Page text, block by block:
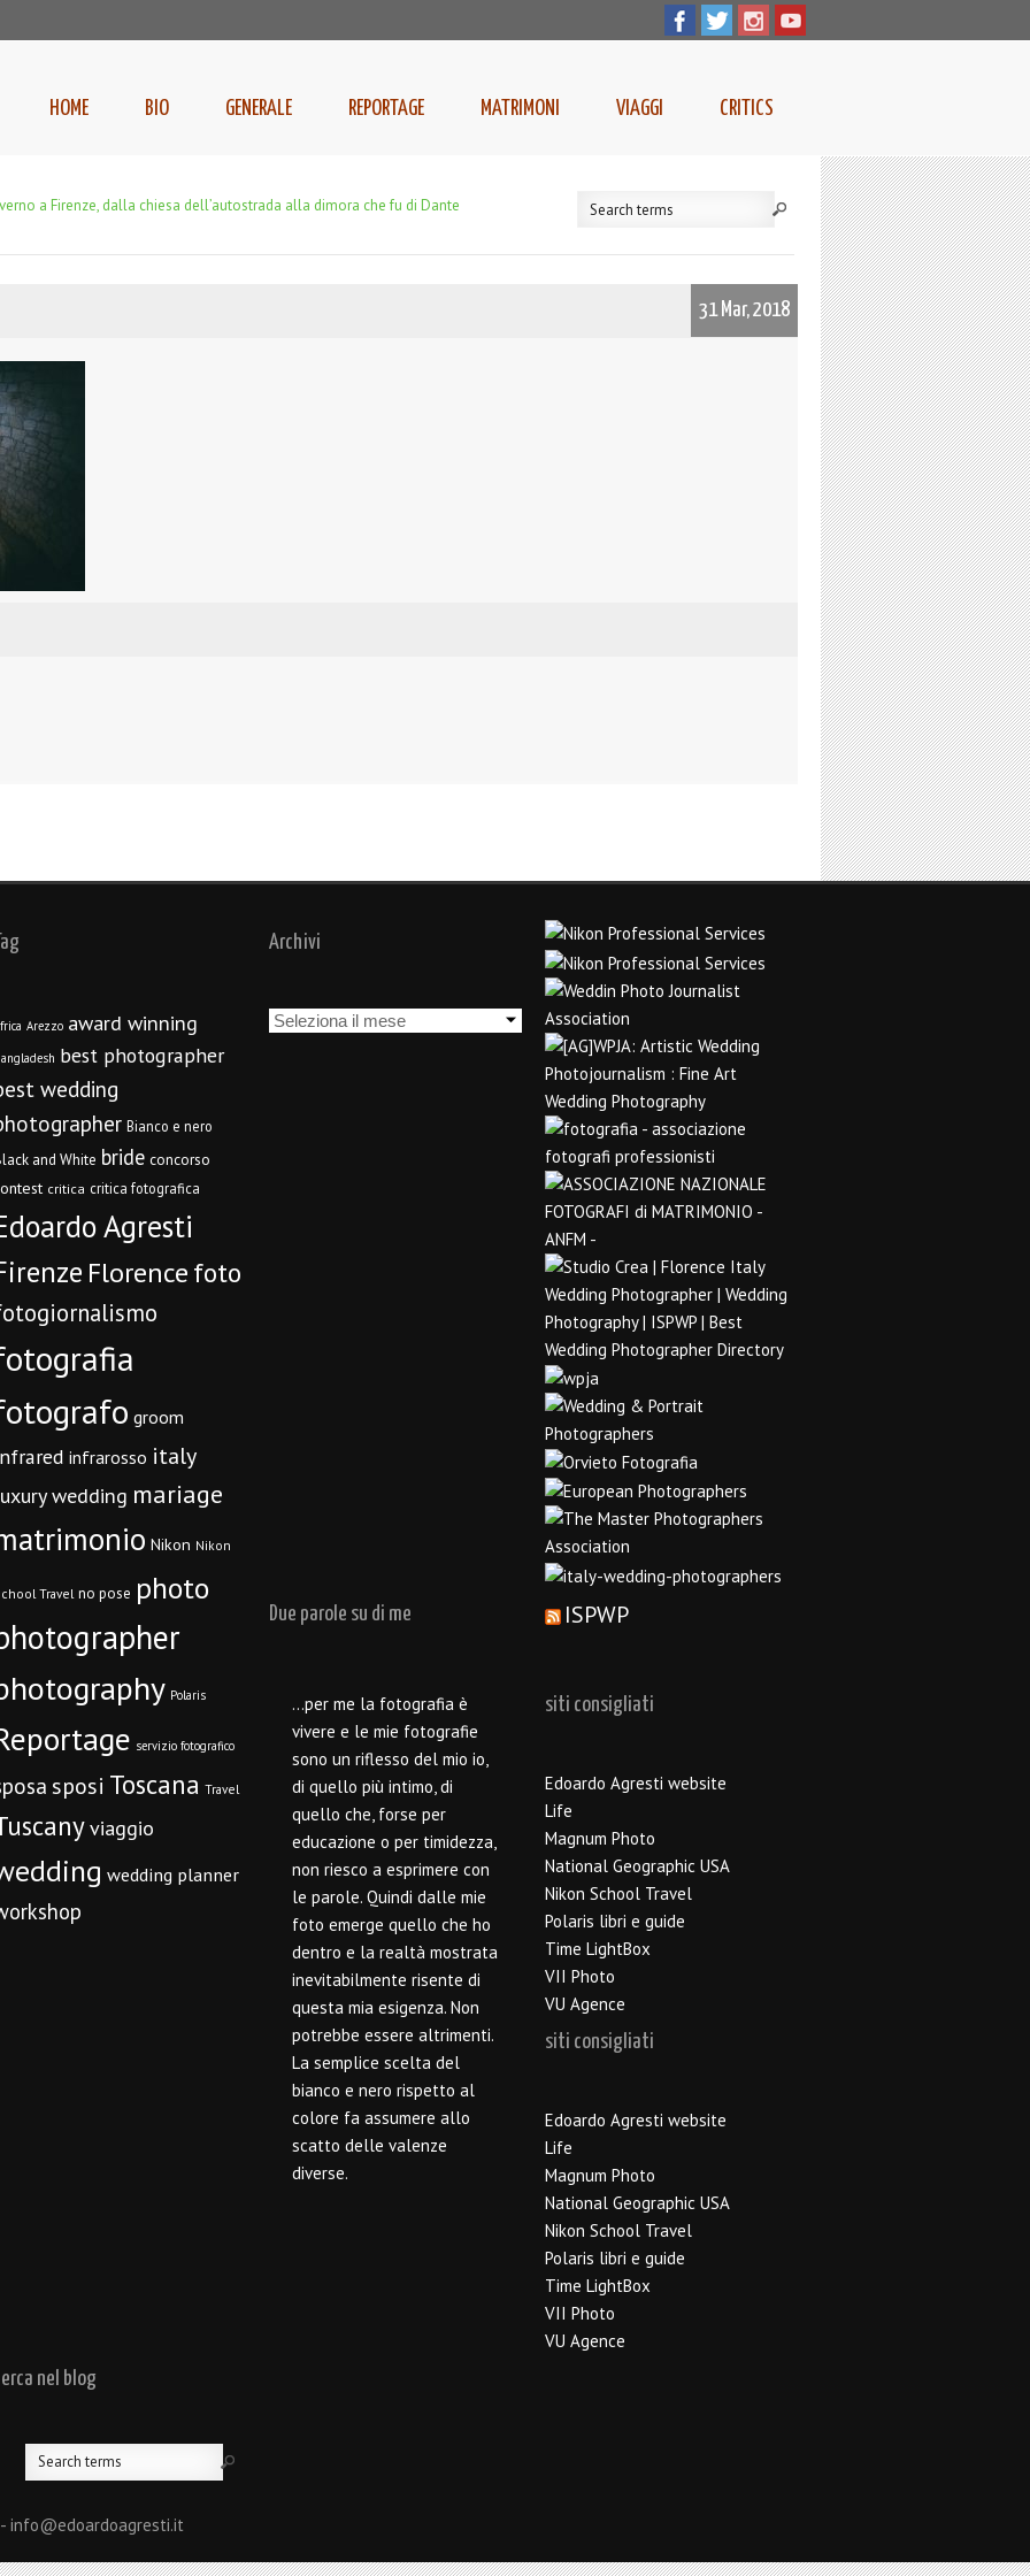
HOME BIO GENERALE REPORTAGE MATRIMONI VIAGGI CRITICS
a Firenze, dalla chiesa dell’autostrada alla dimora che fu di Dante
31 Mar, 2018
Arezzo award winning
best photographer
wedding
Bianco e nero
and White bride concorso
critica critica fotografica
Agresti
Florencefoto
groom
infrarosso italy
wedding mariage
Nikon Nikon
Travel no pose photo
Polaris
servizio fotografico
sposi Toscana Travel
viaggio
wedding planner
Archivi
Archivi
Due parole su di me
…per me la fotografia è
vivere e le mie fotografie
sono un riflesso del mio io,
di quello più intimo, di
quello che, forse per
educazione o per timidezza,
non riesco a esprimere con
le parole. Quindi dalle mie
foto emerge quello che ho
dentro e la realtà mostrata
inevitabilmente risente di
questa mia esigenza. Non
potrebbe essere altrimenti.
La semplice scelta del
bianco e nero rispetto al
colore fa assumere allo
scatto delle valenze
diverse.
ISPWP
siti consigliati
Edoardo Agresti website
Life
Magnum Photo
National Geographic USA
Nikon School Travel
Polaris libri e guide
Time LightBox
VII Photo
VU Agence
siti consigliati
Edoardo Agresti website
Life
Magnum Photo
National Geographic USA
Nikon School Travel
Polaris libri e guide
Time LightBox
VII Photo
VU Agence
nel blog
info@edoardoagresti.it